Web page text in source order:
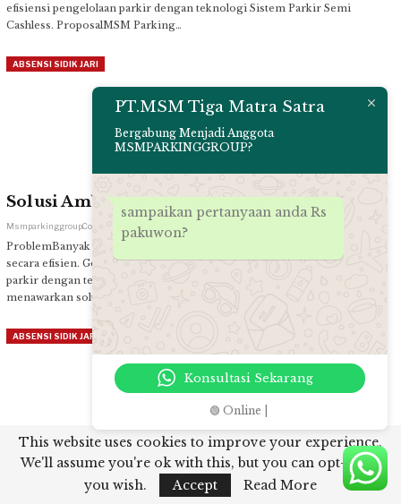
efisiensi pengelolaan parkir dengan teknologi Sistem Parkir Semi
Cashless. ProposalMSM Parking…
ABSENSI SIDIK JARI
Solusi Ambon untuk Sistem Parkir Modern
Mei 8, 2025
ProblemBanyak lokasi parkir yang belum mengadopsi sistem Ambon
secara efisien. GoalMeningkatkan efektivitas dan efisiensi pengelolaan
parkir dengan teknologi Ambon. ProposalMSM Parking Group
menawarkan solusi berbasis Ambon yang…
ABSENSI SIDIK JARI
Solusi Palang Parkir Canggih untuk Sistem
Parkir Modern
This website uses cookies to improve your experience.
We'll assume you're ok with this, but you can opt-out if
you wish.
Accept Read More
PT.MSM Tiga Matra Satra
Bergabung Menjadi Anggota
MSMPARKINGGROUP?
sampaikan pertanyaan anda Rs
pakuwon?
Konsultasi Sekarang
🟢 Online |